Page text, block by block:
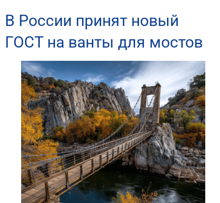
В России принят новый
ГОСТ на ванты для мостов